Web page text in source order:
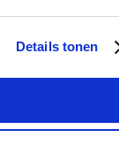
Details tonen
hun
niet samen